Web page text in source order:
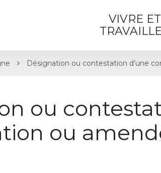
VIVRE ET
Désignation ou contestation d’une
ou
ou